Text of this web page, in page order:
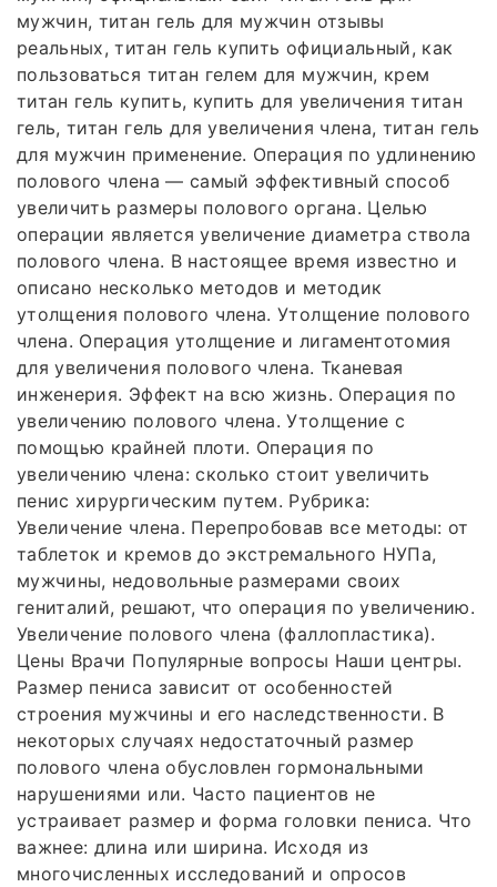
мужчин, титан гель для мужчин отзывы
реальных, титан гель купить официальный, как
пользоваться титан гелем для мужчин, крем
титан гель купить, купить для увеличения титан
гель, титан гель для увеличения члена, титан гель
для мужчин применение. Операция по удлинению
полового члена — самый эффективный способ
увеличить размеры полового органа. Целью
операции является увеличение диаметра ствола
полового члена. В настоящее время известно и
описано несколько методов и методик
утолщения полового члена. Утолщение полового
члена. Операция утолщение и лигаментотомия
для увеличения полового члена. Тканевая
инженерия. Эффект на всю жизнь. Операция по
увеличению полового члена. Утолщение с
помощью крайней плоти. Операция по
увеличению члена: сколько стоит увеличить
пенис хирургическим путем. Рубрика:
Увеличение члена. Перепробовав все методы: от
таблеток и кремов до экстремального НУПа,
мужчины, недовольные размерами своих
гениталий, решают, что операция по увеличению.
Увеличение полового члена (фаллопластика).
Цены Врачи Популярные вопросы Наши центры.
Размер пениса зависит от особенностей
строения мужчины и его наследственности. В
некоторых случаях недостаточный размер
полового члена обусловлен гормональными
нарушениями или. Часто пациентов не
устраивает размер и форма головки пениса. Что
важнее: длина или ширина. Исходя из
многочисленных исследований и опросов